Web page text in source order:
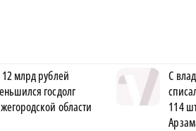
млрд рублей
госдолг
области
С
114